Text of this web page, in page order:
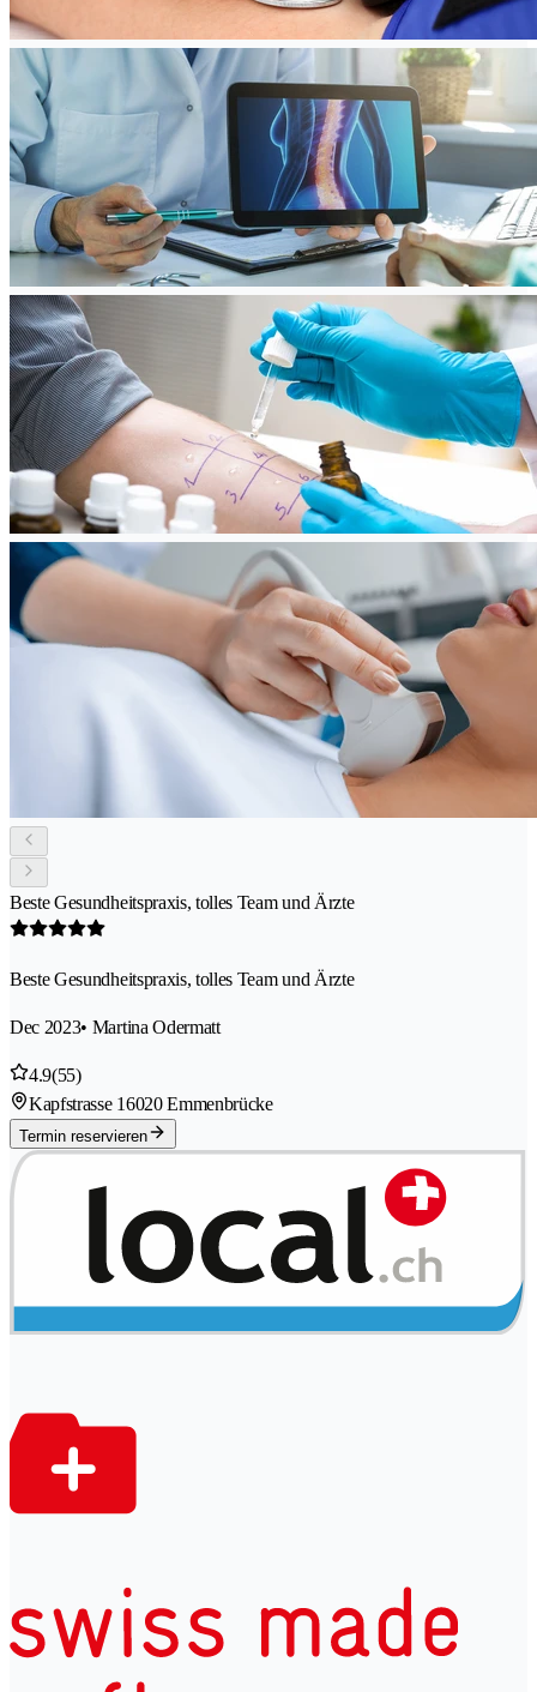
Beste Gesundheitspraxis, tolles Team und Ärzte
Beste Gesundheitspraxis, tolles Team und Ärzte
Dec 2023• Martina Odermatt
4.9(55)
Kapfstrasse 16020 Emmenbrücke
Termin reservieren